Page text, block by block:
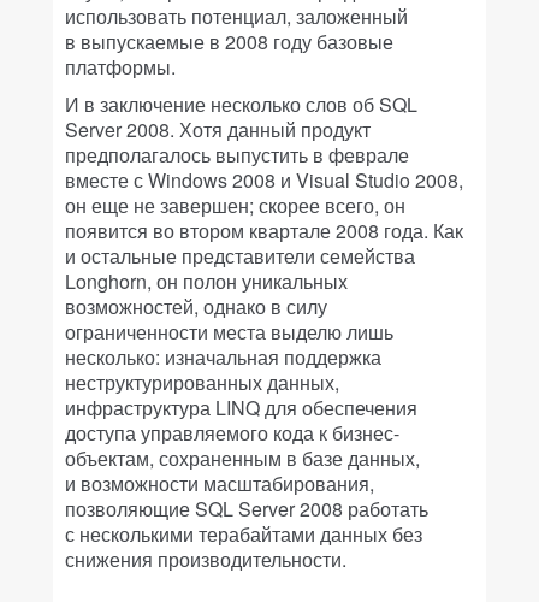
использовать потенциал, заложенный
в выпускаемые в 2008 году базовые
платформы.
И в заключение несколько слов об SQL
Server 2008. Хотя данный продукт
предполагалось выпустить в феврале
вместе с Windows 2008 и Visual Studio 2008,
он еще не завершен; скорее всего, он
появится во втором квартале 2008 года. Как
и остальные представители семейства
Longhorn, он полон уникальных
возможностей, однако в силу
ограниченности места выделю лишь
несколько: изначальная поддержка
неструктурированных данных,
инфраструктура LINQ для обеспечения
доступа управляемого кода к бизнес-
объектам, сохраненным в базе данных,
и возможности масштабирования,
позволяющие SQL Server 2008 работать
с несколькими терабайтами данных без
снижения производительности.